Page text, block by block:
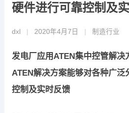
硬件进行可靠控制及
dxl 2020年4月7日 制造行业
发电厂应用ATEN集中控管解决
ATEN解决方案能够对各种广泛
控制及实时反馈